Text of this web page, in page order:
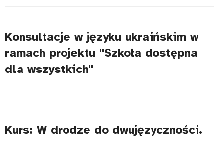
Konsultacje w języku ukraińskim w
ramach projektu "Szkoła dostępna
dla wszystkich"
Kurs: W drodze do dwujęzyczności.